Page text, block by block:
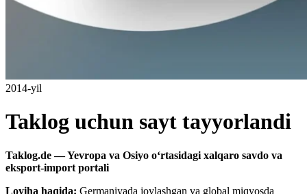
2014-yil
Taklog uchun sayt tayyorlandi
Taklog.de — Yevropa va Osiyo o‘rtasidagi xalqaro savdo va
eksport-import portali
Loyiha haqida: Germaniyada joylashgan va global miqyosda